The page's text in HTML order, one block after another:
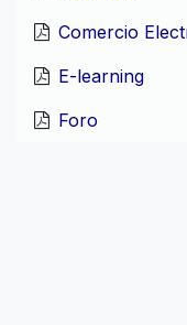
Comercio
E-learning
Foro